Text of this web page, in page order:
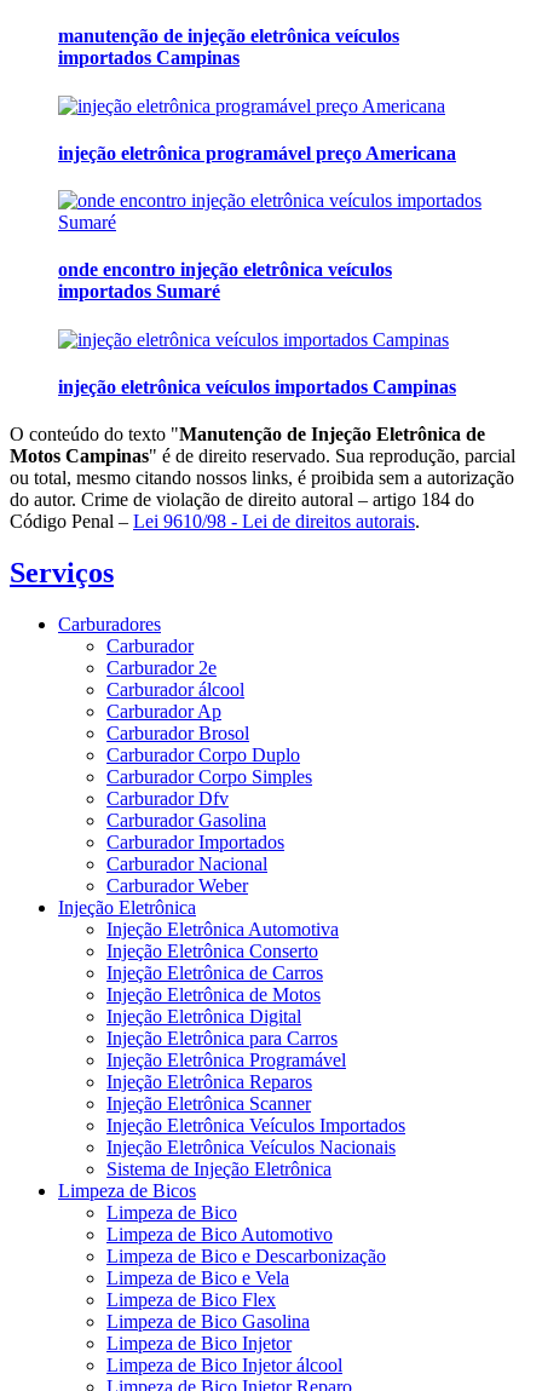
manutenção de injeção eletrônica veículos
importados Campinas
injeção eletrônica programável preço Americana
onde encontro injeção eletrônica veículos
importados Sumaré
injeção eletrônica veículos importados Campinas
O conteúdo do texto "Manutenção de Injeção Eletrônica de
Motos Campinas" é de direito reservado. Sua reprodução, parcial
ou total, mesmo citando nossos links, é proibida sem a autorização
do autor. Crime de violação de direito autoral – artigo 184 do
Código Penal – Lei 9610/98 - Lei de direitos autorais.
Serviços
Carburadores
Carburador
Carburador 2e
Carburador álcool
Carburador Ap
Carburador Brosol
Carburador Corpo Duplo
Carburador Corpo Simples
Carburador Dfv
Carburador Gasolina
Carburador Importados
Carburador Nacional
Carburador Weber
Injeção Eletrônica
Injeção Eletrônica Automotiva
Injeção Eletrônica Conserto
Injeção Eletrônica de Carros
Injeção Eletrônica de Motos
Injeção Eletrônica Digital
Injeção Eletrônica para Carros
Injeção Eletrônica Programável
Injeção Eletrônica Reparos
Injeção Eletrônica Scanner
Injeção Eletrônica Veículos Importados
Injeção Eletrônica Veículos Nacionais
Sistema de Injeção Eletrônica
Limpeza de Bicos
Limpeza de Bico
Limpeza de Bico Automotivo
Limpeza de Bico e Descarbonização
Limpeza de Bico e Vela
Limpeza de Bico Flex
Limpeza de Bico Gasolina
Limpeza de Bico Injetor
Limpeza de Bico Injetor álcool
Limpeza de Bico Injetor Reparo